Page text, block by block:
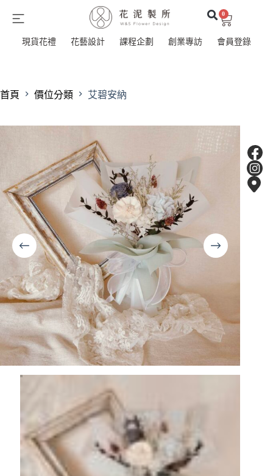
0
現貨花禮 花藝設計 課程企劃 創業專訪 會員登錄
首頁 價位分類 艾碧安納